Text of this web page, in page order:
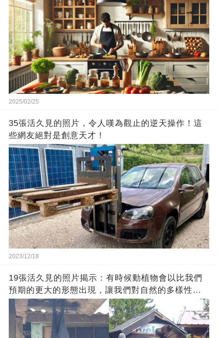
2025/02/25
35張活久見的照片，令人嘆為觀止的逆天操作！這
些網友絕對是創意天才！
2023/12/18
19張活久見的照片揭示：有時候動植物會以比我們
預期的更大的形態出現，讓我們對自然的多樣性感
到驚嘆